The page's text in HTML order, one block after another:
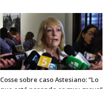
Cosse sobre caso Astesiano: “Lo